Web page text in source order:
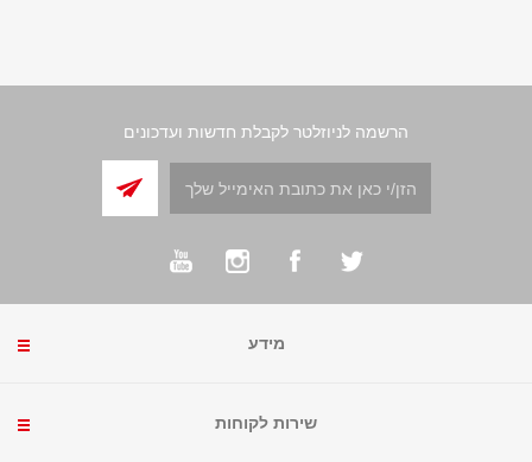
הרשמה לניוזלטר לקבלת חדשות ועדכונים
מידע
שירות לקוחות